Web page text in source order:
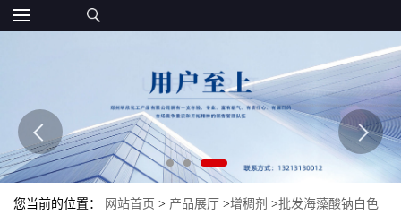
您当前的位置： 网站首页 > 产品展厅 >增稠剂 >批发海藻酸钠白色